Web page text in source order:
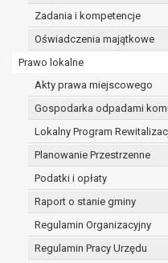
Zadania i kompetencje
Oświadczenia majątkowe
Prawo lokalne
Akty prawa miejscowego
Gospodarka odpadami
Lokalny Program
Planowanie Przestrzenne
Podatki i opłaty
Raport o stanie gminy
Regulamin Organizacyjny
Regulamin Pracy Urzędu
w
W związku z
osobowych.
Pani/Pana dane
przepisy prawa
W przypadku,
W przypadku,
czasie w
rozliczeniu
Ponadto w
beneficjentem
W związku z
prawo